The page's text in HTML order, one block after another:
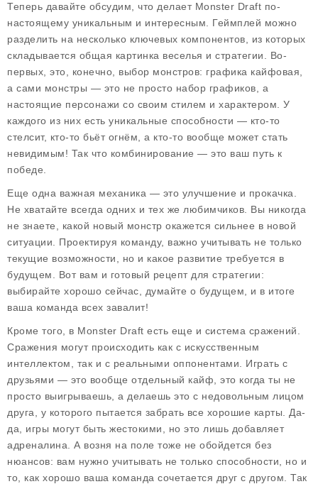
Теперь давайте обсудим, что делает Monster Draft по-
настоящему уникальным и интересным. Геймплей можно
разделить на несколько ключевых компонентов, из которых
складывается общая картинка веселья и стратегии. Во-
первых, это, конечно, выбор монстров: графика кайфовая,
а сами монстры — это не просто набор графиков, а
настоящие персонажи со своим стилем и характером. У
каждого из них есть уникальные способности — кто-то
стелсит, кто-то бьёт огнём, а кто-то вообще может стать
невидимым! Так что комбинирование — это ваш путь к
победе.
Еще одна важная механика — это улучшение и прокачка.
Не хватайте всегда одних и тех же любимчиков. Вы никогда
не знаете, какой новый монстр окажется сильнее в новой
ситуации. Проектируя команду, важно учитывать не только
текущие возможности, но и какое развитие требуется в
будущем. Вот вам и готовый рецепт для стратегии:
выбирайте хорошо сейчас, думайте о будущем, и в итоге
ваша команда всех завалит!
Кроме того, в Monster Draft есть еще и система сражений.
Сражения могут происходить как с искусственным
интеллектом, так и с реальными оппонентами. Играть с
друзьями — это вообще отдельный кайф, это когда ты не
просто выигрываешь, а делаешь это с недовольным лицом
друга, у которого пытается забрать все хорошие карты. Да-
да, игры могут быть жестокими, но это лишь добавляет
адреналина. А возня на поле тоже не обойдется без
нюансов: вам нужно учитывать не только способности, но и
то, как хорошо ваша команда сочетается друг с другом. Так